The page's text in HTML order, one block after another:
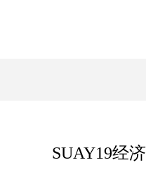
SUAY19经